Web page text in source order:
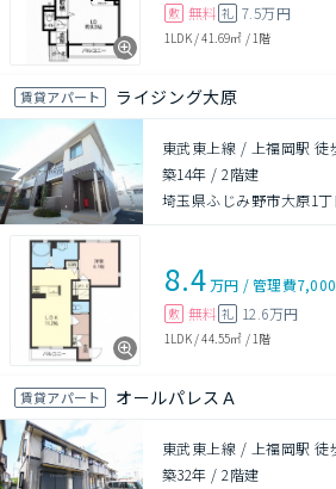
敷 無料 礼 7.5万円
1LDK/41.69㎡ / 1階
賃貸アパート ライジング大原
東武東上線 / 上福岡駅 徒
築14年 /2階建
埼玉県ふじみ野市大原1丁
8.4万円 /管理費
敷 無料 礼 12.6万円
1LDK/44.55㎡ / 1階
賃貸アパート オールパレスＡ
東武東上線 / 上福岡駅 徒
築32年 /2階建